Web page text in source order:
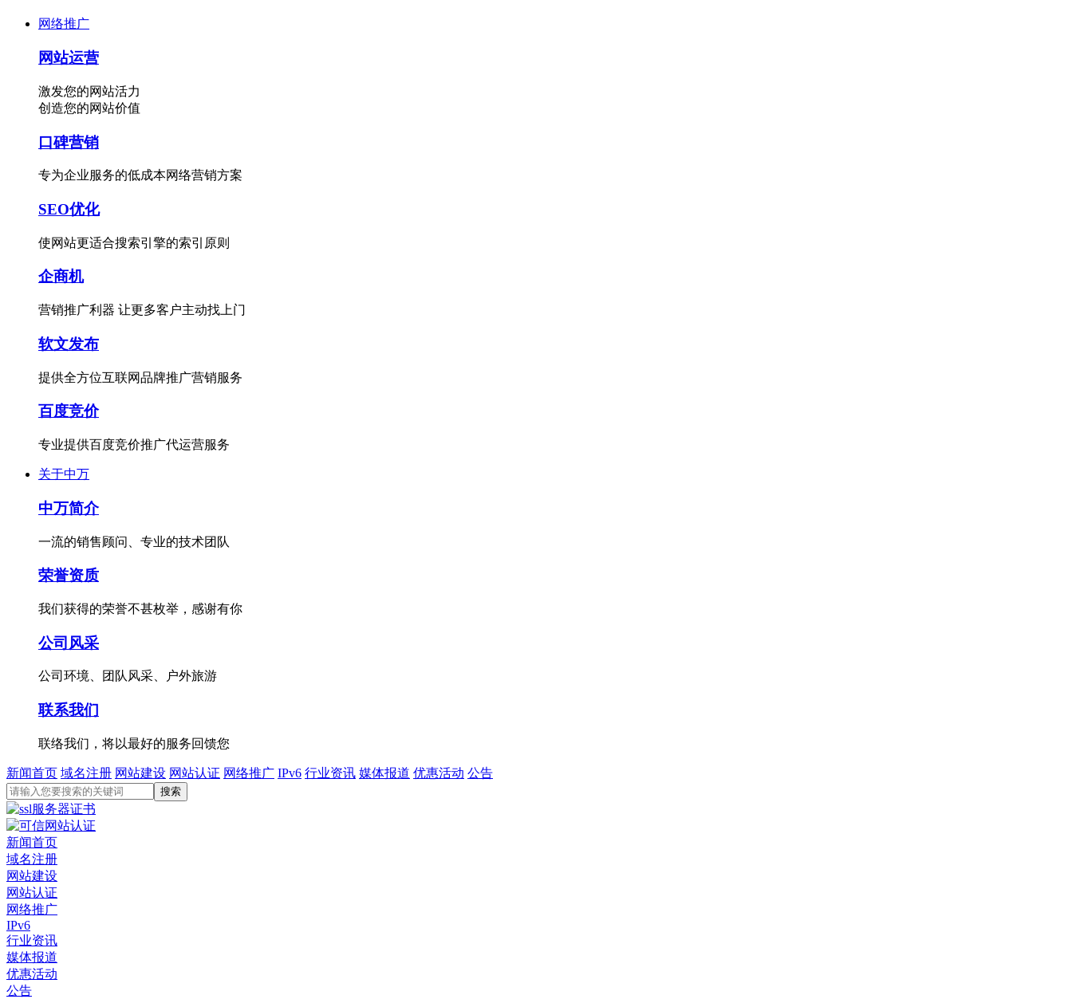
网络推广
网站运营
激发您的网站活力
创造您的网站价值
口碑营销
专为企业服务的低成本网络营销方案
SEO优化
使网站更适合搜索引擎的索引原则
企商机
营销推广利器 让更多客户主动找上门
软文发布
提供全方位互联网品牌推广营销服务
百度竞价
专业提供百度竞价推广代运营服务
关于中万
中万简介
一流的销售顾问、专业的技术团队
荣誉资质
我们获得的荣誉不甚枚举，感谢有你
公司风采
公司环境、团队风采、户外旅游
联系我们
联络我们，将以最好的服务回馈您
新闻首页 域名注册 网站建设 网站认证 网络推广 IPv6 行业资讯 媒体报道 优惠活动 公告
新闻首页
域名注册
网站建设
网站认证
网络推广
IPv6
行业资讯
媒体报道
优惠活动
公告